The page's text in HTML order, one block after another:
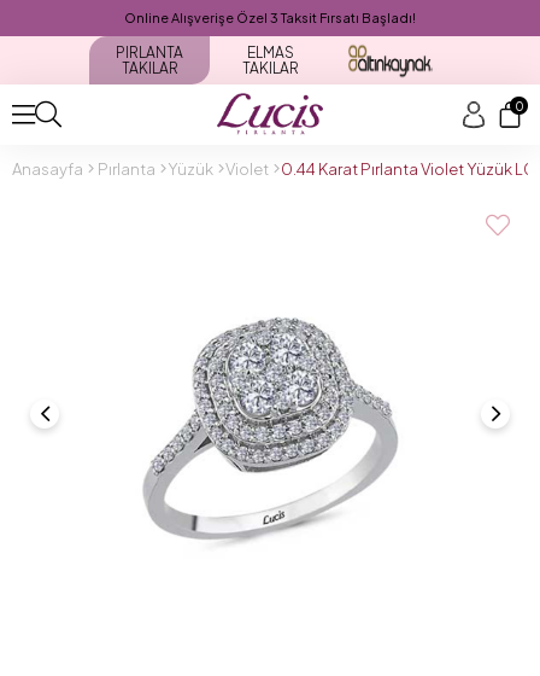
Online Alışverişe Özel 3 Taksit Fırsatı Başladı!
PIRLANTA
TAKILAR
ELMAS
TAKILAR
0
Anasayfa Pırlanta Yüzük Violet 0.44 Karat Pırlanta Violet Yüzük